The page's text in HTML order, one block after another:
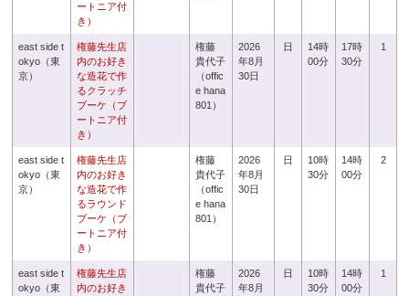
ートニア付
き）
east side t
okyo（東
京）
権藤先生店
内のお好き
な造花で作
るクラッチ
ブーケ（ブ
ートニア付
き）
権藤
貴代子
（offic
e hana
801）
2026
年8月
30日
日
14時
00分
17時
30分
1
east side t
okyo（東
京）
権藤先生店
内のお好き
な造花で作
るラウンド
ブーケ（ブ
ートニア付
き）
権藤
貴代子
（offic
e hana
801）
2026
年8月
30日
日
10時
30分
14時
00分
2
east side t
okyo（東
権藤先生店
内のお好き
権藤
貴代子
2026
年8月
日
10時
30分
14時
00分
1